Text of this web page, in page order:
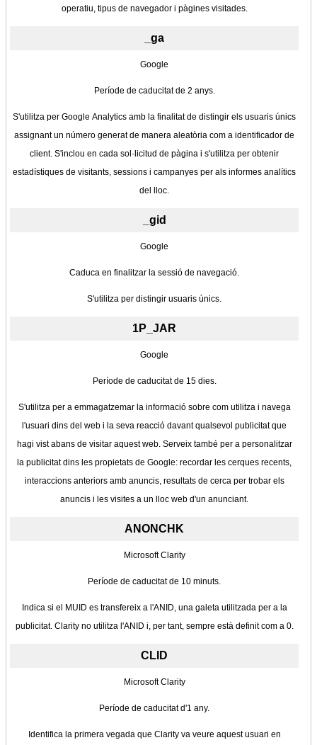
operatiu, tipus de navegador i pàgines visitades.
_ga
Google
Període de caducitat de 2 anys.
S'utilitza per Google Analytics amb la finalitat de distingir els usuaris únics
assignant un número generat de manera aleatòria com a identificador de
client. S'inclou en cada sol·licitud de pàgina i s'utilitza per obtenir
estadístiques de visitants, sessions i campanyes per als informes analítics
del lloc.
_gid
Google
Caduca en finalitzar la sessió de navegació.
S'utilitza per distingir usuaris únics.
1P_JAR
Google
Període de caducitat de 15 dies.
S'utilitza per a emmagatzemar la informació sobre com utilitza i navega
l'usuari dins del web i la seva reacció davant qualsevol publicitat que
hagi vist abans de visitar aquest web. Serveix també per a personalitzar
la publicitat dins les propietats de Google: recordar les cerques recents,
interaccions anteriors amb anuncis, resultats de cerca per trobar els
anuncis i les visites a un lloc web d'un anunciant.
ANONCHK
Microsoft Clarity
Període de caducitat de 10 minuts.
Indica si el MUID es transfereix a l'ANID, una galeta utilitzada per a la
publicitat. Clarity no utilitza l'ANID i, per tant, sempre està definit com a 0.
CLID
Microsoft Clarity
Període de caducitat d'1 any.
Identifica la primera vegada que Clarity va veure aquest usuari en